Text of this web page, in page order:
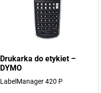
Drukarka do etykiet –
DYMO
LabelManager 420 P